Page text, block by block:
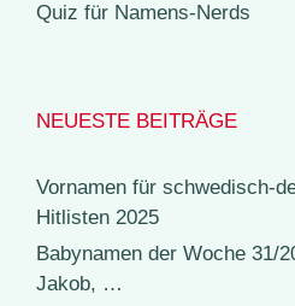
Quiz für Namens-Nerds
NEUESTE BEITRÄGE
Vornamen für schwedisch-
Hitlisten 2025
Babynamen der Woche 31/
Jakob, …